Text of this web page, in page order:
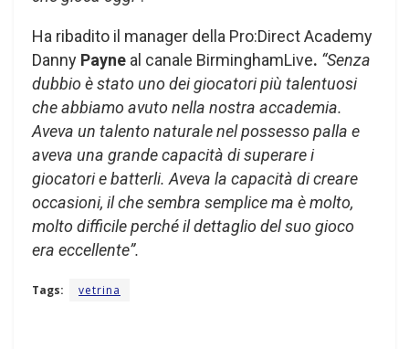
Ha ribadito il manager della Pro:Direct Academy
Danny Payne al canale BirminghamLive. “Senza
dubbio è stato uno dei giocatori più talentuosi
che abbiamo avuto nella nostra accademia.
Aveva un talento naturale nel possesso palla e
aveva una grande capacità di superare i
giocatori e batterli. Aveva la capacità di creare
occasioni, il che sembra semplice ma è molto,
molto difficile perché il dettaglio del suo gioco
era eccellente”.
Tags: vetrina